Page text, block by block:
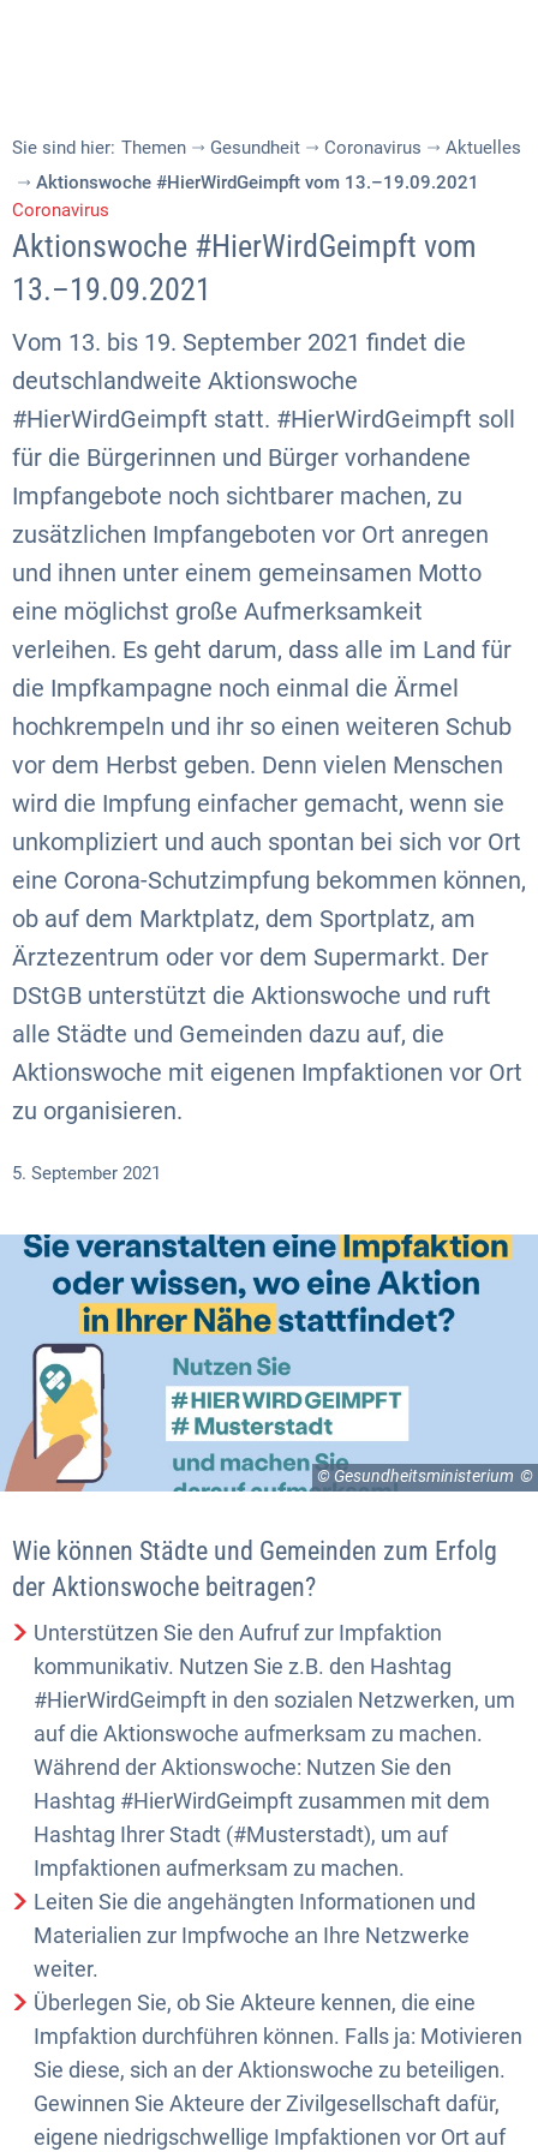
Sie sind hier: Themen Gesundheit Coronavirus
Aktuelles
Aktionswoche #HierWirdGeimpft vom 13.–19.09.2021
Coronavirus
Aktionswoche #HierWirdGeimpft vom
13.–19.09.2021
Vom 13. bis 19. September 2021 findet die
deutschlandweite Aktionswoche
#HierWirdGeimpft statt. #HierWirdGeimpft soll
für die Bürgerinnen und Bürger vorhandene
Impfangebote noch sichtbarer machen, zu
zusätzlichen Impfangeboten vor Ort anregen
und ihnen unter einem gemeinsamen Motto
eine möglichst große Aufmerksamkeit
verleihen. Es geht darum, dass alle im Land für
die Impfkampagne noch einmal die Ärmel
hochkrempeln und ihr so einen weiteren Schub
vor dem Herbst geben. Denn vielen Menschen
wird die Impfung einfacher gemacht, wenn sie
unkompliziert und auch spontan bei sich vor Ort
eine Corona-Schutzimpfung bekommen können,
ob auf dem Marktplatz, dem Sportplatz, am
Ärztezentrum oder vor dem Supermarkt. Der
DStGB unterstützt die Aktionswoche und ruft
alle Städte und Gemeinden dazu auf, die
Aktionswoche mit eigenen Impfaktionen vor Ort
zu organisieren.
5. September 2021
© Gesundheitsministerium
Wie können Städte und Gemeinden zum Erfolg
der Aktionswoche beitragen?
Unterstützen Sie den Aufruf zur Impfaktion
kommunikativ. Nutzen Sie z.B. den Hashtag
#HierWirdGeimpft in den sozialen Netzwerken, um
auf die Aktionswoche aufmerksam zu machen.
Während der Aktionswoche: Nutzen Sie den
Hashtag #HierWirdGeimpft zusammen mit dem
Hashtag Ihrer Stadt (#Musterstadt), um auf
Impfaktionen aufmerksam zu machen.
Leiten Sie die angehängten Informationen und
Materialien zur Impfwoche an Ihre Netzwerke
weiter.
Überlegen Sie, ob Sie Akteure kennen, die eine
Impfaktion durchführen können. Falls ja: Motivieren
Sie diese, sich an der Aktionswoche zu beteiligen.
Gewinnen Sie Akteure der Zivilgesellschaft dafür,
eigene niedrigschwellige Impfaktionen vor Ort auf